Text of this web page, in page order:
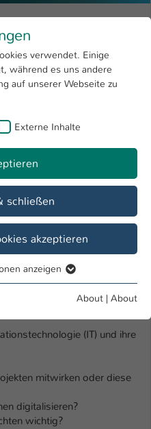
4
Open submenu
und Informatik: Die
Wirtschaft neu
(IT) und ihre
mitwirken oder diese
digitalisieren?
wichtig?
verwendet. Einige
während es uns andere
auf unserer Webseite zu
Externe Inhalte
schließen
akzeptieren
grundlegende Funktionen
anzeigen
um das
auf der Website
anzeigen
About | About